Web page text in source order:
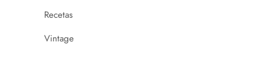
Recetas
Vintage